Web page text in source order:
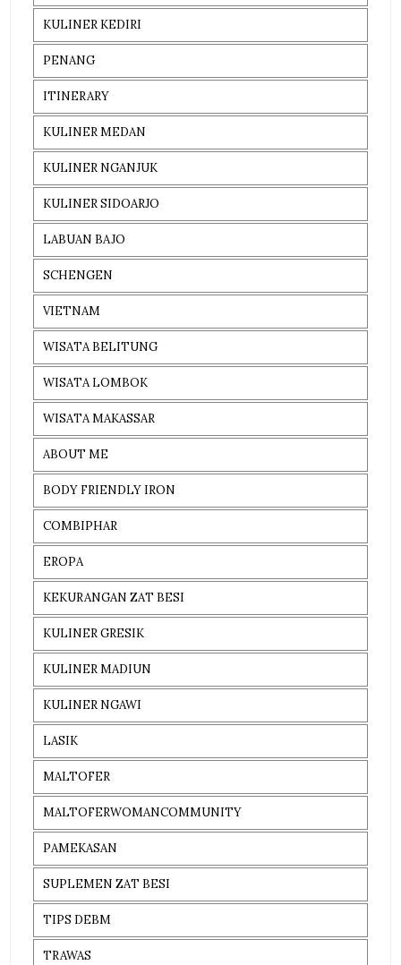
KULINER KEDIRI
PENANG
ITINERARY
KULINER MEDAN
KULINER NGANJUK
KULINER SIDOARJO
LABUAN BAJO
SCHENGEN
VIETNAM
WISATA BELITUNG
WISATA LOMBOK
WISATA MAKASSAR
ABOUT ME
BODY FRIENDLY IRON
COMBIPHAR
EROPA
KEKURANGAN ZAT BESI
KULINER GRESIK
KULINER MADIUN
KULINER NGAWI
LASIK
MALTOFER
MALTOFERWOMANCOMMUNITY
PAMEKASAN
SUPLEMEN ZAT BESI
TIPS DEBM
TRAWAS